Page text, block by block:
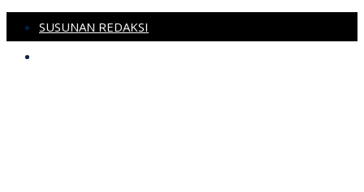
SUSUNAN REDAKSI